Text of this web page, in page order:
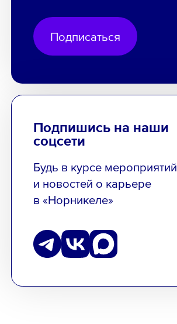
Подписаться
Подпишись на наши
соцсети
Будь в курсе мероприятий
и новостей о карьере
в «Норникеле»